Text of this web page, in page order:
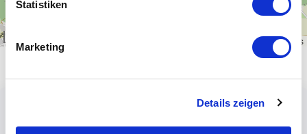
Statistiken
Marketing
Details zeigen
OpenStreetMapcontributors